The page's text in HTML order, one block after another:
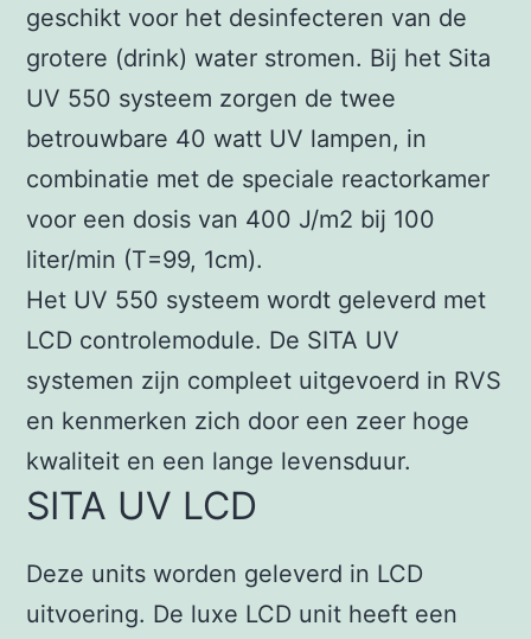
geschikt voor het desinfecteren van de
grotere (drink) water stromen. Bij het Sita
UV 550 systeem zorgen de twee
betrouwbare 40 watt UV lampen, in
combinatie met de speciale reactorkamer
voor een dosis van 400 J/m2 bij 100
liter/min (T=99, 1cm).
Het UV 550 systeem wordt geleverd met
LCD controlemodule. De SITA UV
systemen zijn compleet uitgevoerd in RVS
en kenmerken zich door een zeer hoge
kwaliteit en een lange levensduur.
SITA UV LCD
Deze units worden geleverd in LCD
uitvoering. De luxe LCD unit heeft een